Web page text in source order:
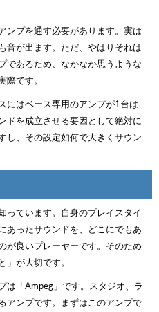
ンプを通す必要があります。実は
音が出ます。ただ、やはりそれは
であるため、なかなか思うような
際です。
にはベース専用のアンプが1台は
ドを成立させる要因として絶対に
し、その設定如何で大きくサウン
っています。自身のプレイスタイ
あったサウンドを、どこにでもあ
が良いプレーヤーです。そのため
」が大切です。
は「Ampeg」です。スタジオ、ラ
アンプです。まずはこのアンプで